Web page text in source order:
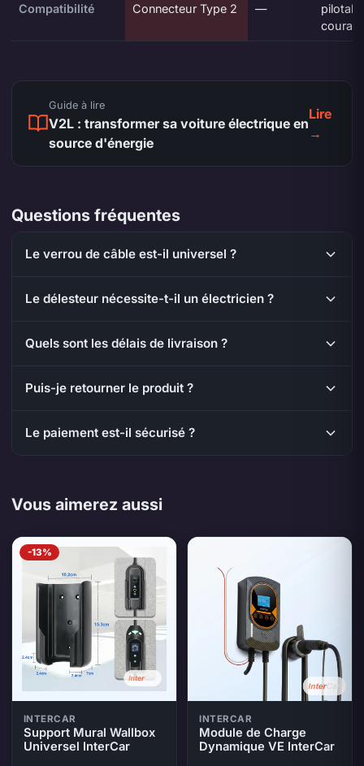
Compatibilité Connecteur Type 2 —
Guide à lire
V2L : transformer sa voiture électrique en
source d'énergie
Lire
→
Questions fréquentes
Le verrou de câble est-il universel ?
Le délesteur nécessite-t-il un électricien ?
Quels sont les délais de livraison ?
Puis-je retourner le produit ?
Le paiement est-il sécurisé ?
Vous aimerez aussi
-13%
INTERCAR
Support Mural Wallbox
Universel InterCar
INTERCAR
Module de Charge
Dynamique VE InterCar